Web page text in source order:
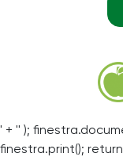
' + '' );
finestra.print();